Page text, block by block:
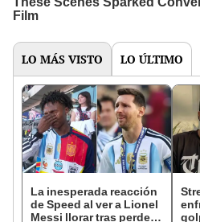
LO MÁS VISTO LO ÚLTIMO
La inesperada reacción
de Speed al ver a Lionel
Messi llorar tras perder